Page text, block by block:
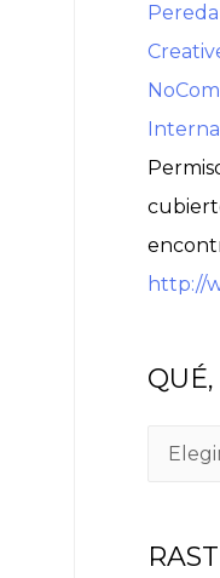
Pereda
http://